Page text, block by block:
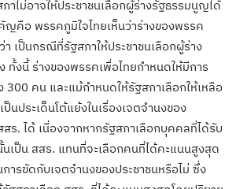
ไม่อาจให้ประชาชนเลือกผู้ร่างรัฐธรรมนูญได้
ญคือ พรรคภูมิใจไทยเห็นว่าร่างของพรรค
า เป็นกรณีที่รัฐสภาให้ประชาชนเลือกผู้ร่าง
ทั้งนี้ ร่างของพรรคเพื่อไทยกำหนดให้มีการ
300 คน และแม้กำหนดให้รัฐสภาเลือกให้เหลือ
นประเด็นโต้แย้งในเรื่องเจตจำนงของ
สร. ได้ เนื่องจากหากรัฐสภาเลือกบุคคลที่ได้รับ
เป็น สสร. แทนที่จะเลือกคนที่ได้คะแนนสูงสุด
ารขัดกับเจตจำนงของประชาชนหรือไม่ ซึ่ง